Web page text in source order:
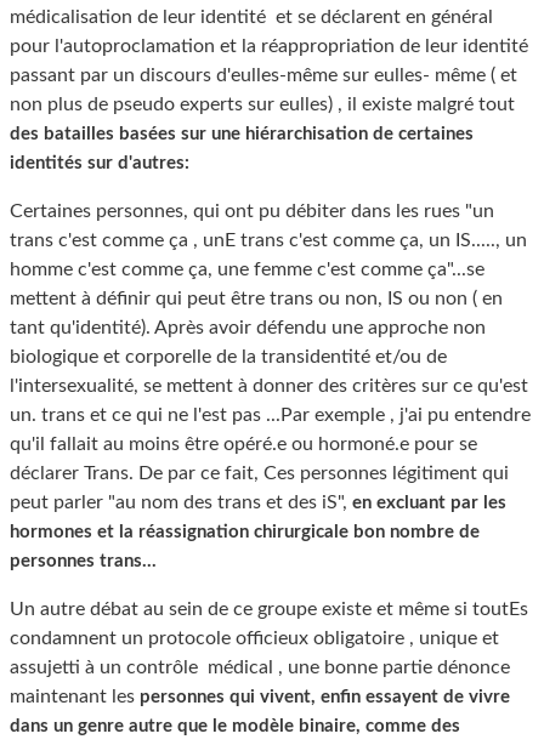
médicalisation de leur identité et se déclarent en général
pour l'autoproclamation et la réappropriation de leur identité
passant par un discours d'eulles-même sur eulles- même ( et
non plus de pseudo experts sur eulles) , il existe malgré tout
des batailles basées sur une hiérarchisation de certaines
identités sur d'autres:
Certaines personnes, qui ont pu débiter dans les rues "un
trans c'est comme ça , unE trans c'est comme ça, un IS....., un
homme c'est comme ça, une femme c'est comme ça"...se
mettent à définir qui peut être trans ou non, IS ou non ( en
tant qu'identité). Après avoir défendu une approche non
biologique et corporelle de la transidentité et/ou de
l'intersexualité, se mettent à donner des critères sur ce qu'est
un. trans et ce qui ne l'est pas ...Par exemple , j'ai pu entendre
qu'il fallait au moins être opéré.e ou hormoné.e pour se
déclarer Trans. De par ce fait, Ces personnes légitiment qui
peut parler "au nom des trans et des iS", en excluant par les
hormones et la réassignation chirurgicale bon nombre de
personnes trans...
Un autre débat au sein de ce groupe existe et même si toutEs
condamnent un protocole officieux obligatoire , unique et
assujetti à un contrôle médical , une bonne partie dénonce
maintenant les personnes qui vivent, enfin essayent de vivre
dans un genre autre que le modèle binaire, comme des